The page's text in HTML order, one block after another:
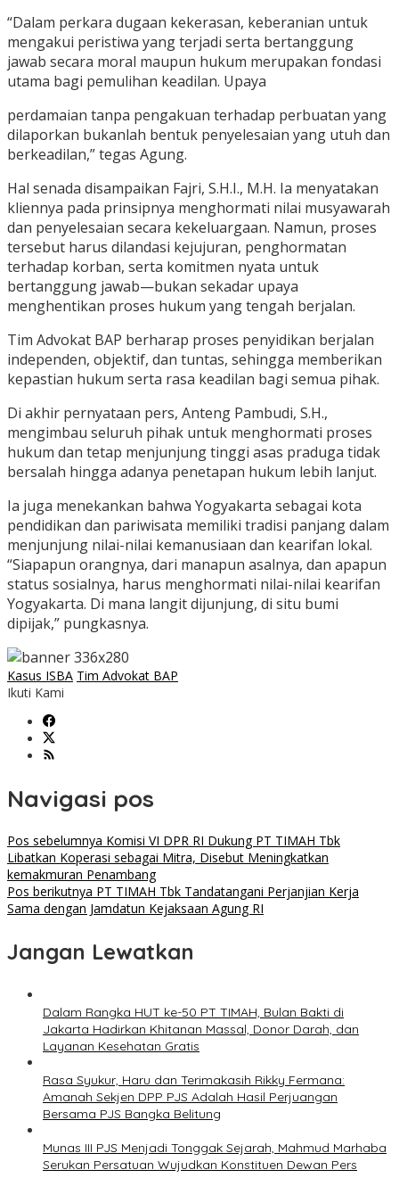
“Dalam perkara dugaan kekerasan, keberanian untuk
mengakui peristiwa yang terjadi serta bertanggung
jawab secara moral maupun hukum merupakan fondasi
utama bagi pemulihan keadilan. Upaya
perdamaian tanpa pengakuan terhadap perbuatan yang
dilaporkan bukanlah bentuk penyelesaian yang utuh dan
berkeadilan,” tegas Agung.
Hal senada disampaikan Fajri, S.H.I., M.H. Ia menyatakan
kliennya pada prinsipnya menghormati nilai musyawarah
dan penyelesaian secara kekeluargaan. Namun, proses
tersebut harus dilandasi kejujuran, penghormatan
terhadap korban, serta komitmen nyata untuk
bertanggung jawab—bukan sekadar upaya
menghentikan proses hukum yang tengah berjalan.
Tim Advokat BAP berharap proses penyidikan berjalan
independen, objektif, dan tuntas, sehingga memberikan
kepastian hukum serta rasa keadilan bagi semua pihak.
Di akhir pernyataan pers, Anteng Pambudi, S.H.,
mengimbau seluruh pihak untuk menghormati proses
hukum dan tetap menjunjung tinggi asas praduga tidak
bersalah hingga adanya penetapan hukum lebih lanjut.
Ia juga menekankan bahwa Yogyakarta sebagai kota
pendidikan dan pariwisata memiliki tradisi panjang dalam
menjunjung nilai-nilai kemanusiaan dan kearifan lokal.
“Siapapun orangnya, dari manapun asalnya, dan apapun
status sosialnya, harus menghormati nilai-nilai kearifan
Yogyakarta. Di mana langit dijunjung, di situ bumi
dipijak,” pungkasnya.
Kasus ISBA Tim Advokat BAP
Ikuti Kami
Navigasi pos
Pos sebelumnya Komisi VI DPR RI Dukung PT TIMAH Tbk
Libatkan Koperasi sebagai Mitra, Disebut Meningkatkan
kemakmuran Penambang
Pos berikutnya PT TIMAH Tbk Tandatangani Perjanjian Kerja
Sama dengan Jamdatun Kejaksaan Agung RI
Jangan Lewatkan
Dalam Rangka HUT ke-50 PT TIMAH, Bulan Bakti di
Jakarta Hadirkan Khitanan Massal, Donor Darah, dan
Layanan Kesehatan Gratis
Rasa Syukur, Haru dan Terimakasih Rikky Fermana:
Amanah Sekjen DPP PJS Adalah Hasil Perjuangan
Bersama PJS Bangka Belitung
Munas III PJS Menjadi Tonggak Sejarah, Mahmud Marhaba
Serukan Persatuan Wujudkan Konstituen Dewan Pers